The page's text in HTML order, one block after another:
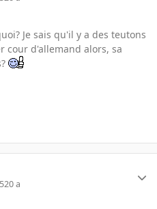
Je sais qu'il y a des teutons
cour d'allemand alors, sa
20 a